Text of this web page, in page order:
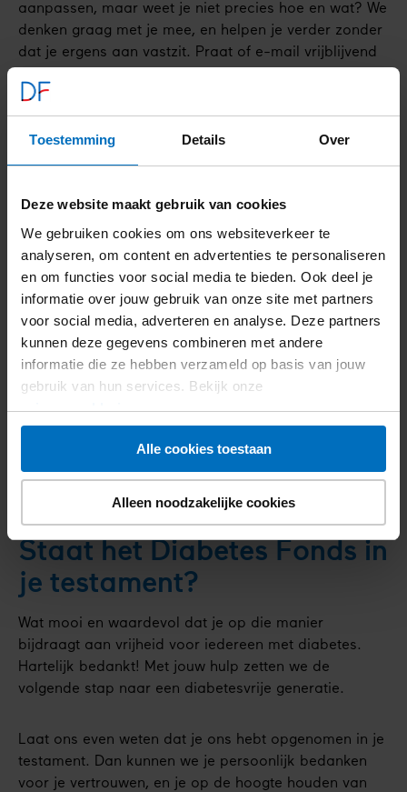
Toestemming Details Over
Deze website maakt gebruik van cookies
We gebruiken cookies om ons websiteverkeer te
analyseren, om content en advertenties te personaliseren
en om functies voor social media te bieden. Ook deel je
informatie over jouw gebruik van onze site met partners
voor social media, adverteren en analyse. Deze partners
kunnen deze gegevens combineren met andere
informatie die ze hebben verzameld op basis van jouw
gebruik van hun services. Bekijk onze
privacyverklaring.
Alle cookies toestaan
Alleen noodzakelijke cookies
aanpassen, maar weet je niet precies hoe en wat? We
denken graag met je mee, en helpen je verder zonder
dat je ergens aan vastzit. Praat of e-mail vrijblijvend
via033 - 303 2085
c.beemer@diabetesfonds.nl.
Beheer je een nalatenschap? Ben je executeur en heb
het Diabetes Fonds? Bel Paula Groenhuijsen op
303 2057, of stuur een e-mail naar
nalatenschappen@diabetesfonds.nl.
Regel je nalatenschap
online
Ook een testament regel je tegenwoordig prima en
samen met NuTestament. Daar regel je een testament
eenvoudig online, voor een vast laag bedrag en in je
eigen tempo. Ontdek hoe makkelijk het werkt op
NuNotariaat.nl.
Staat het Diabetes Fonds in
je testament?
Wat mooi en waardevol dat je op die manier
bijdraagt aan vrijheid voor iedereen met diabetes.
Hartelijk bedankt! Met jouw hulp zetten we de
volgende stap naar een diabetesvrije generatie.
Laat ons even weten dat je ons hebt opgenomen in je
testament. Dan kunnen we je persoonlijk bedanken
voor je vertrouwen, en je op de hoogte houden van